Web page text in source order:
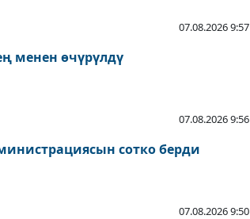
07.08.2026 9:57
менен өчүрүлдү
07.08.2026 9:56
сотко берди
07.08.2026 9:50